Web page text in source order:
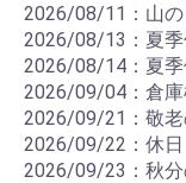
2026/08/11：山の
2026/08/13：夏季
2026/08/14：夏季
2026/09/04：倉
2026/09/21：敬老
2026/09/22：休日
2026/09/23：秋分